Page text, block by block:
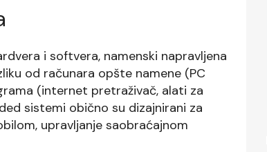
i softvera, namenski napravljena
od računara opšte namene (PC
(internet pretraživač, alati za
sistemi obično su dizajnirani za
upravljanje saobraćajnom